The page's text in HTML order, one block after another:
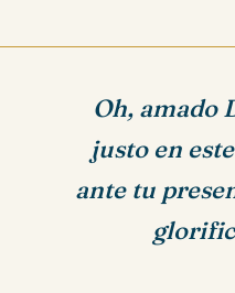
Oh, amado
justo en
ante tu